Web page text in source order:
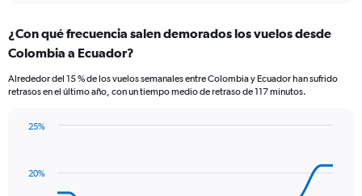
Range:
7
The
chart
displaying
values.
¿Con qué frecuencia salen demorados los vuelos desde
Colombia a Ecuador?
Alrededor del 15 % de los vuelos semanales entre Colombia y Ecuador han sufrido
retrasos en el último año, con un tiempo medio de retraso de 117 minutos.
14
20%
25%